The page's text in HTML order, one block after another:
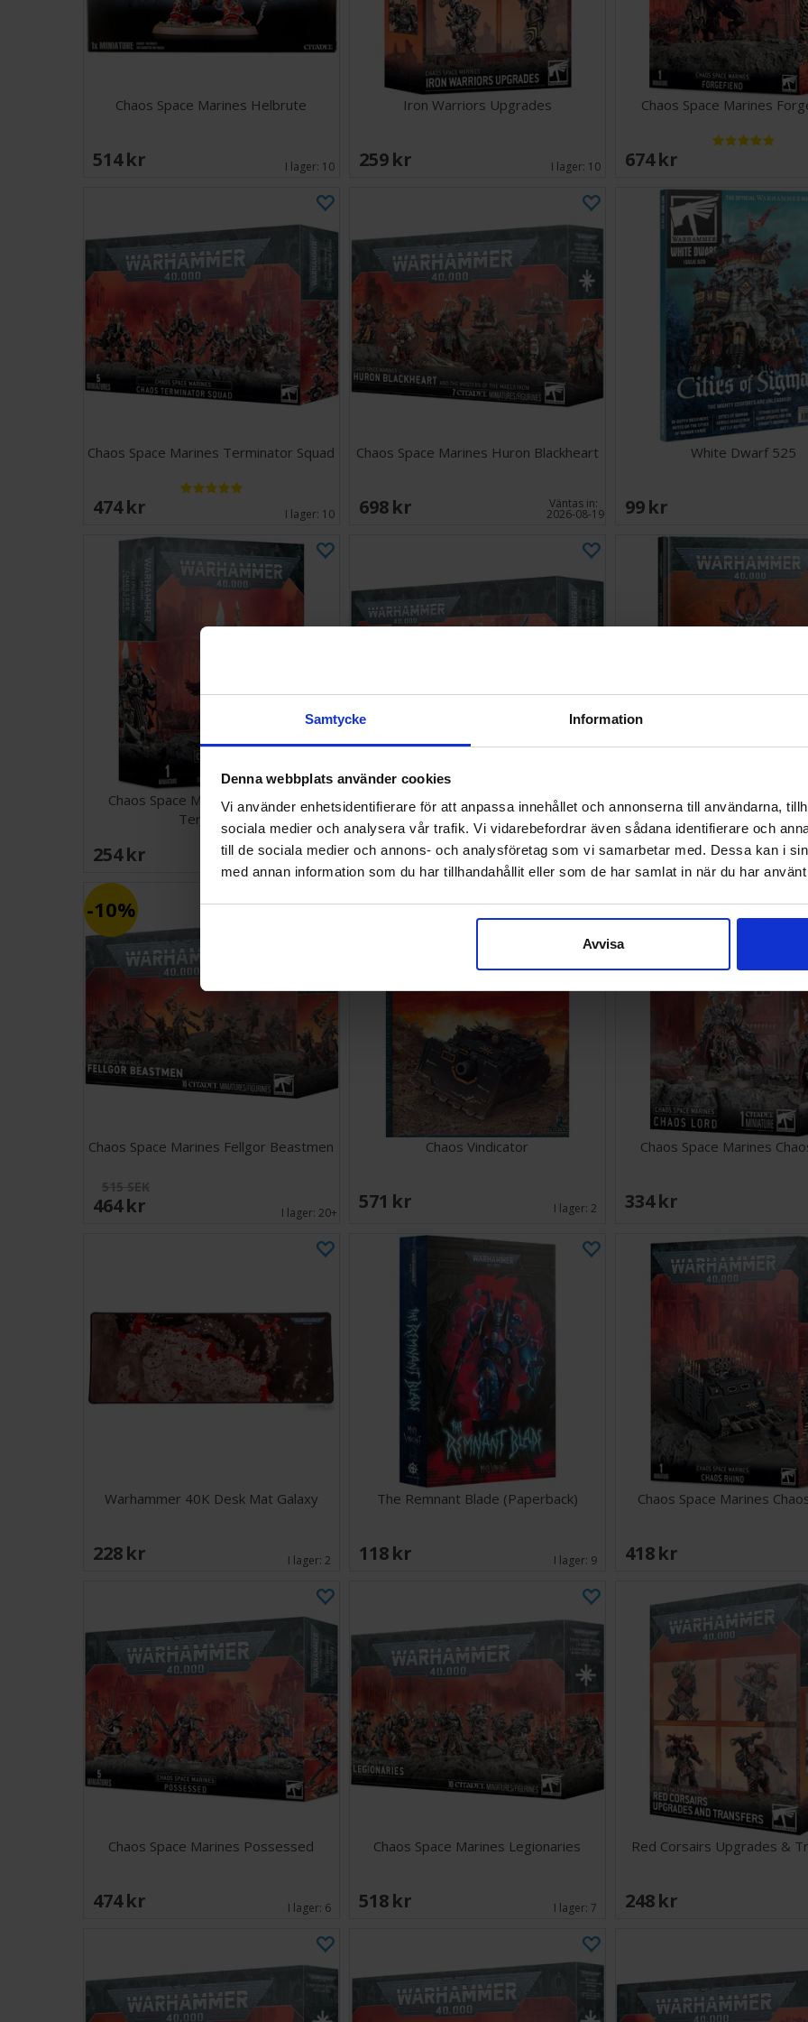
Samtycke Information
Denna webbplats använder cookies
Vi använder enhetsidentifierare för att anpassa innehållet och annonserna till användarna,
sociala medier och analysera vår trafik. Vi vidarebefordrar även sådana identifierare och
till de sociala medier och annons- och analysföretag som vi samarbetar med. Dessa kan i
med annan information som du har tillhandahållit eller som de har samlat in när du har
Avvisa
autocannon,
point och en
missilkanon på
kan utrusta din
Innehåll:
168
1 Citadel
1 Chaos
Chaos Space
högkvalitativa
Legion, Word
tillsammans
Denna miniatyr
Regler för
laddas ner
Chaos Space Marines Helbrute
514 SEK I lager: 10
Iron Warriors Upgrades
259 SEK I lager: 10
Chaos Space Marines
674 SEK
Chaos Space Marines Terminator Squad
474 SEK I lager: 10
Chaos Space Marines Huron Blackheart
698 SEK Väntas in:
2026-08-19
White Dwarf 525
99 SEK
Chaos Space Marines Chaos Lord
Terminato
254 SEK
Chaos Space Marines Abaddon Despoiler
533 SEK
Chaos Space Marines
438 SEK
10%
Chaos Space Marines Fellgor Beastmen
515 SEK
464 SEK I lager:20+
Chaos Vindicator
571 SEK I lager:2
Chaos Space Marines
334 SEK
Warhammer 40K Desk Mat Galaxy
228 SEK I lager:2
The Remnant Blade (Paperback)
118 SEK I lager: 9
Chaos Space Marines
418 SEK
Chaos Space Marines Possessed
474 SEK I lager: 6
Chaos Space Marines Legionaries
518 SEK I lager:7
Red Corsairs Upgrades &
248 SEK